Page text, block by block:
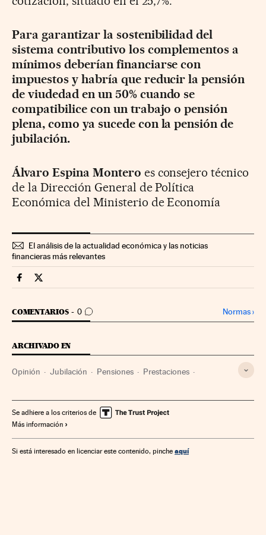
Para garantizar la sostenibilidad del
sistema contributivo los complementos a
mínimos deberían financiarse con
impuestos y habría que reducir la pensión
de viudedad en un 50% cuando se
compatibilice con un trabajo o pensión
plena, como ya sucede con la pensión de
jubilación.
Álvaro Espina Montero es consejero técnico
de la Dirección General de Política
Económica del Ministerio de Economía
El análisis de la actualidad económica y las noticias
financieras más relevantes
Economia Cinco Días en Facebook
Economia Cinco Días en Twitter
COMENTARIOS 0
IR A LOS COMENTARIOS Normas›
ARCHIVADO EN
Opinión Jubilación Pensiones Prestaciones
Trabajo
Se adhiere a los criterios de
Más información
Si está interesado en licenciar este contenido, pinche aquí